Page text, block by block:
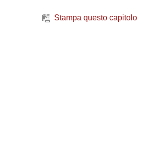
Stampa questo capitolo